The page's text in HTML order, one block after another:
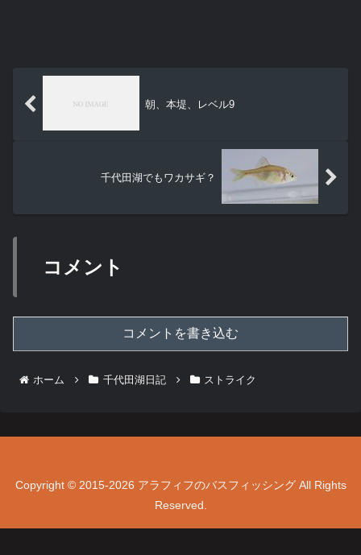
朝、本堤、レベル9
千代田湖でもワカサギ？
コメント
コメントを書き込む
ホーム 千代田湖日記 ストライク
Copyright © 2015-2026 アラフィフのバスフィッシング All Rights
Reserved.